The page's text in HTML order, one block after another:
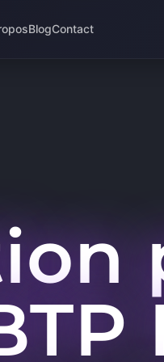
BlogContact